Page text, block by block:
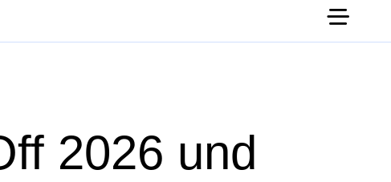
2026 und